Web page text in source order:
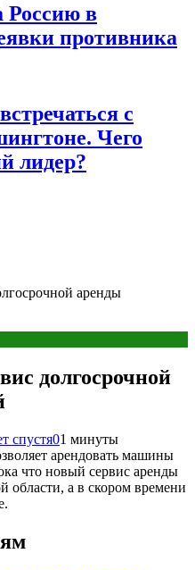
Россию в
противника
с
Чего
лидер?
аренды
долгосрочной
спустя01 минуты
арендовать машины
что новый сервис аренды
области, а в скором времени